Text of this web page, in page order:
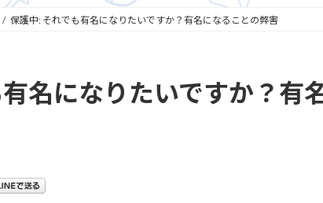
保護中: それでも有名になりたいですか？有名になることの弊害
名になりたいですか？有